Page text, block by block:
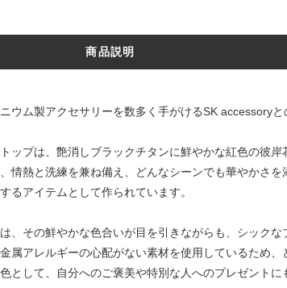
商品説明
ウム製アクセサリーを数多く手がけるSK accessoryと
ップは、艶消しブラックチタンに鮮やかな紅色の彼
情熱と洗練を兼ね備え、どんなシーンでも華やかさ
るアイテムとして作られています。
、その鮮やかな色合いが目を引きながらも、シック
属アレルギーの心配がない素材を使用しているため
として、自分へのご褒美や特別な人へのプレゼントに